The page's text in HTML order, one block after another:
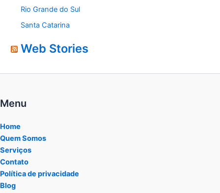
Rio Grande do Sul
Santa Catarina
Web Stories
Menu
Home
Quem Somos
Serviços
Contato
Política de privacidade
Blog